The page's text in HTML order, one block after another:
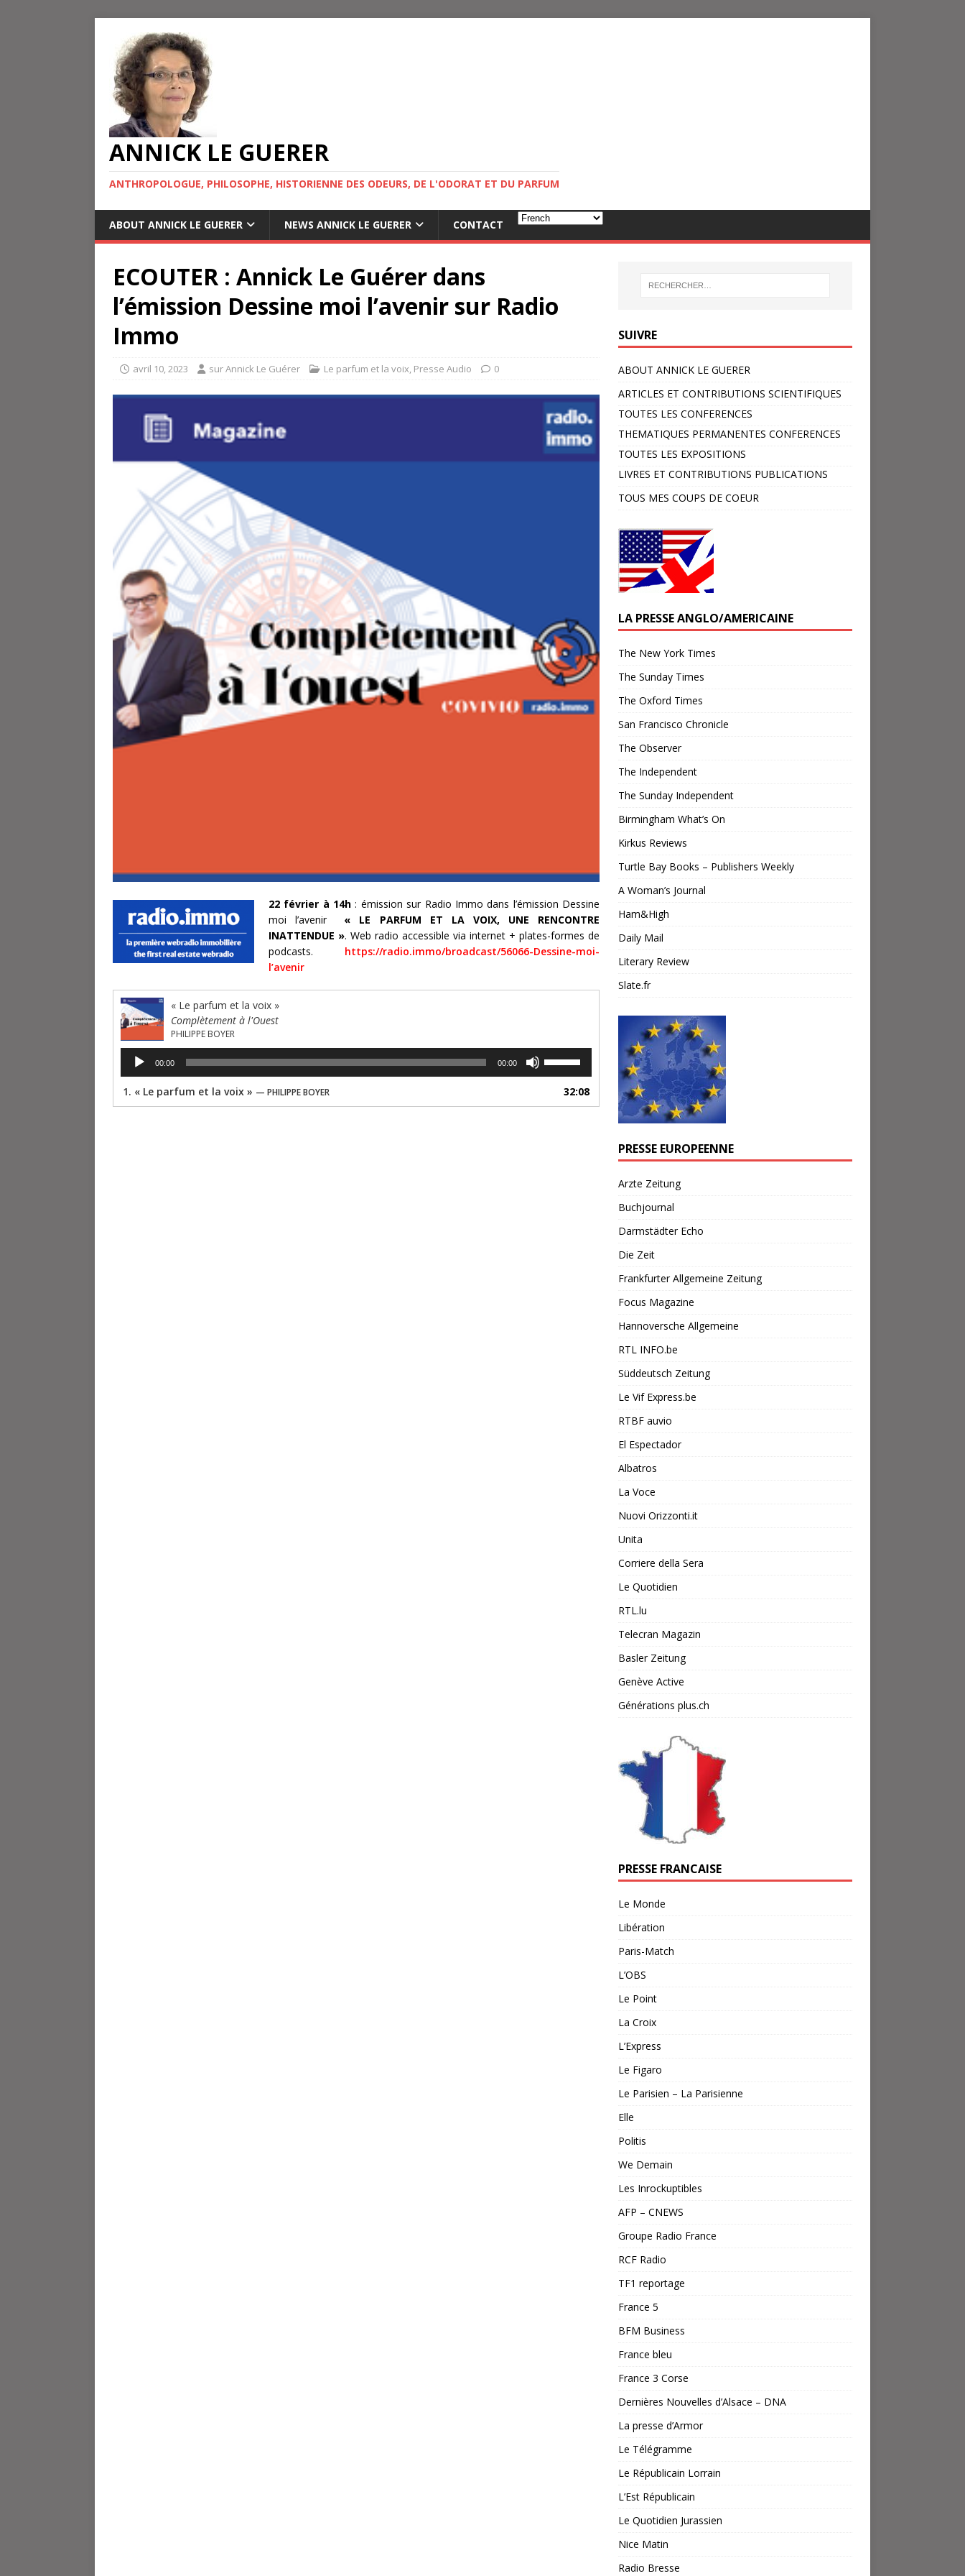
ANNICK LE GUERER
ANTHROPOLOGUE, PHILOSOPHE, HISTORIENNE DES ODEURS, DE L'ODORAT ET DU PARFUM
ABOUT ANNICK LE GUERER NEWS ANNICK LE GUERER CONTACT
ECOUTER : Annick Le Guérer dans
l’émission Dessine moi l’avenir sur Radio
Immo
avril 10, 2023 sur Annick Le Guérer Le parfum et la voix, Presse Audio 0
22 février à 14h : émission sur Radio Immo dans l’émission Dessine
moi l’avenir
« LE PARFUM ET LA VOIX, UNE RENCONTRE
INATTENDUE ». Web radio accessible via internet + plates-formes de
podcasts. https://radio.immo/broadcast/56066-Dessine-moi-
l’avenir
« Le parfum et la voix »
Complètement à l'Ouest
PHILIPPE BOYER
Lecteur
audio
00:00 00:00
1. « Le parfum et la voix » — PHILIPPE BOYER 32:08
SUIVRE
ABOUT ANNICK LE GUERER
ARTICLES ET CONTRIBUTIONS SCIENTIFIQUES
TOUTES LES CONFERENCES
THEMATIQUES PERMANENTES CONFERENCES
TOUTES LES EXPOSITIONS
LIVRES ET CONTRIBUTIONS PUBLICATIONS
TOUS MES COUPS DE COEUR
LA PRESSE ANGLO/AMERICAINE
The New York Times
The Sunday Times
The Oxford Times
San Francisco Chronicle
The Observer
The Independent
The Sunday Independent
Birmingham What’s On
Kirkus Reviews
Turtle Bay Books – Publishers Weekly
A Woman’s Journal
Ham&High
Daily Mail
Literary Review
Slate.fr
PRESSE EUROPEENNE
Arzte Zeitung
Buchjournal
Darmstädter Echo
Die Zeit
Frankfurter Allgemeine Zeitung
Focus Magazine
Hannoversche Allgemeine
RTL INFO.be
Süddeutsch Zeitung
Le Vif Express.be
RTBF auvio
El Espectador
Albatros
La Voce
Nuovi Orizzonti.it
Unita
Corriere della Sera
Le Quotidien
RTL.lu
Telecran Magazin
Basler Zeitung
Genève Active
Générations plus.ch
PRESSE FRANCAISE
Le Monde
Libération
Paris-Match
L’OBS
Le Point
La Croix
L’Express
Le Figaro
Le Parisien – La Parisienne
Elle
Politis
We Demain
Les Inrockuptibles
AFP – CNEWS
Groupe Radio France
RCF Radio
TF1 reportage
France 5
BFM Business
France bleu
France 3 Corse
Dernières Nouvelles d’Alsace – DNA
La presse d’Armor
Le Télégramme
Le Républicain Lorrain
L’Est Républicain
Le Quotidien Jurassien
Nice Matin
Radio Bresse